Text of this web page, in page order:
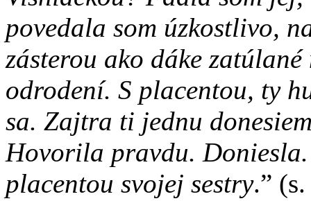
povedala som úzkostlivo,
zásterou ako dáke
odrodení. S placentou, ty
sa. Zajtra ti jednu
Hovorila pravdu.
placentou svojej sestry.”